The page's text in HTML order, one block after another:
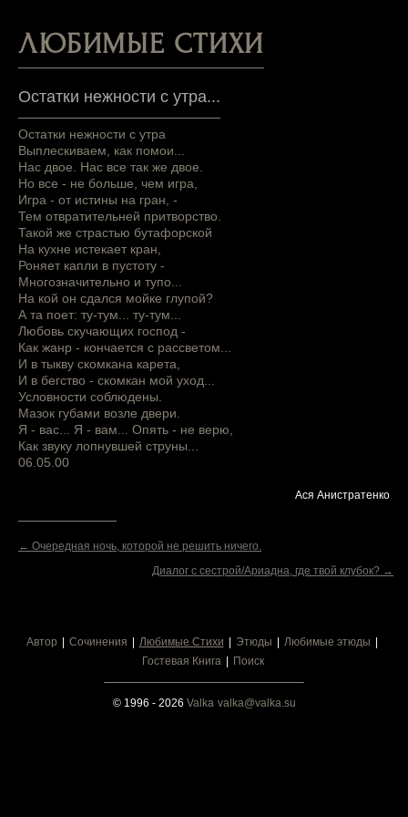
ЛЮБИМЫЕ СТИХИ
Остатки нежности с утра...
Остатки нежности с утра
Выплескиваем, как помои...
Нас двое. Нас все так же двое.
Но все - не больше, чем игра,
Игра - от истины на гран, -
Тем отвратительней притворство.
Такой же страстью бутафорской
На кухне истекает кран,
Роняет капли в пустоту -
Многозначительно и тупо...
На кой он сдался мойке глупой?
А та поет: ту-тум... ту-тум...
Любовь скучающих господ -
Как жанр - кончается с рассветом...
И в тыкву скомкана карета,
И в бегство - скомкан мой уход...
Условности соблюдены.
Мазок губами возле двери.
Я - вас... Я - вам... Опять - не верю,
Как звуку лопнувшей струны...
06.05.00
Ася Анистратенко
← Очередная ночь, которой не решить ничего.
Диалог с сестрой/Ариадна, где твой клубок? →
Автор Сочинения Любимые Стихи Этюды
Любимые этюды
Гостевая Книга
Поиск
© 1996 - 2026 Valka valka@valka.su